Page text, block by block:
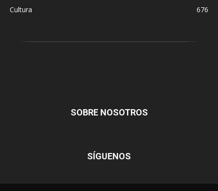
Cultura
676
SOBRE NOSOTROS
SÍGUENOS